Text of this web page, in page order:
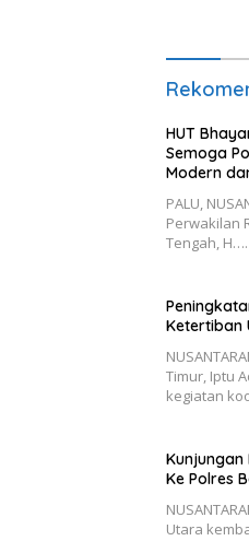
HUT
Semoga
Modern
PALU,
Perwakilan
Tengah, H….
Ketertiban
Timur, Iptu
kegiatan
Ke Polres
Utara